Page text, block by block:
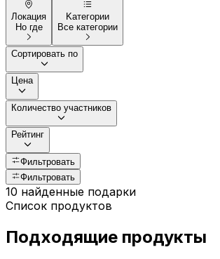
Локация
Но где
Kатегории
Все категории
Сортировать по
Цена
Количество участников
Рейтинг
Фильтровать
Фильтровать
10 найденные подарки
Список продуктов
Подходящие продукты